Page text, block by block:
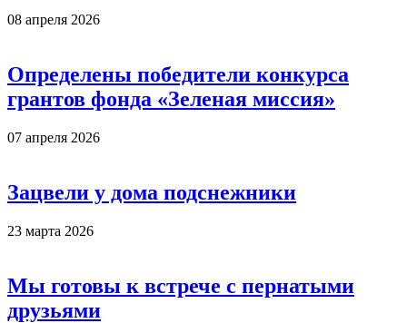
08 апреля 2026
Определены победители конкурса
грантов фонда «Зеленая миссия»
07 апреля 2026
Зацвели у дома подснежники
23 марта 2026
Мы готовы к встрече с пернатыми
друзьями